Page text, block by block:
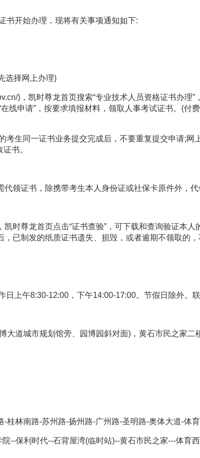
书开始办理，现将有关事项通知如下:
选择网上办理)
) ，凯时尊龙首页搜索“专业技术人员资格证书办理”
在线申请” ，按要求填报材料，领取人事考试证书。 (付
考生同一证书业务提交完成后，不要重复提交申请;网
书。
领证书，除携带考生本人身份证或社保卡原件外，代
，凯时尊龙首页点击“证书查验” ，可下载和查询验证本
已制发的纸质证书遗失、损毁，或者逾期不领取的
日上午8:30-12:00 ，下午14:00-17:00。节假日除外。
大道城市规划馆旁、园博园斜对面) ，黄石市民之家二
-桂林南路-苏州路-扬州路-广州路-圣明路-奥体大道-体
院--保利时代--石背屋湾(临时站)--黄石市民之家---体育